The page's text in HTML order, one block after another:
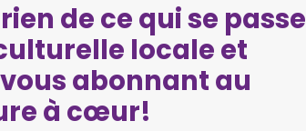
de ce qui se passe
locale et
abonnant au
à cœur!